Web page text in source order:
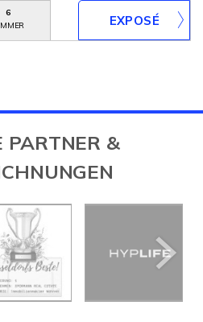
6
PARTNER &